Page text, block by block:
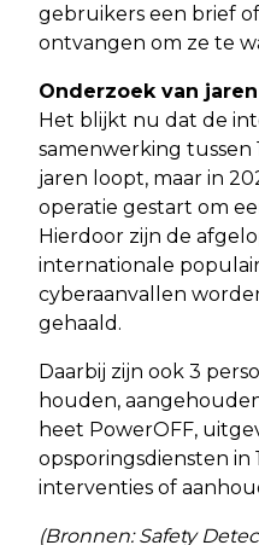
gebruikers een brief
ontvangen om ze te
Onderzoek van jaren
Het blijkt nu dat de
samenwerking tussen
jaren loopt, maar in
operatie gestart om
Hierdoor zijn de
internationale
cyberaanvallen
gehaald.
Daarbij zijn ook 3
houden,
heet PowerOFF,
opsporingsdiensten in
interventies of
(Bronnen: Safety